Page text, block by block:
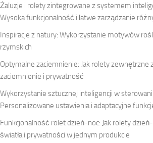
Żaluzje i rolety zintegrowane z systemem
Wysoka funkcjonalność i łatwe zarządzanie
Inspiracje z natury: Wykorzystanie motywów
rzymskich
Optymalne zaciemnienie: Jak rolety zewnętrzne
zaciemnienie i prywatność
Wykorzystanie sztucznej inteligencji w
Personalizowane ustawienia i adaptacyjne
Funkcjonalność rolet dzień-noc: Jak rolety
światła i prywatności w jednym produkcie